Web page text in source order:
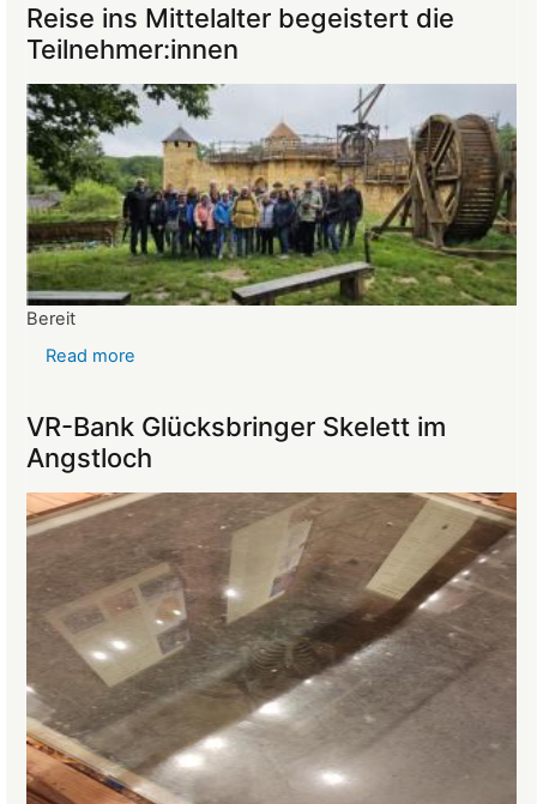
Mitgliederversammlung
vom
26.03.2025
Reise ins Mittelalter begeistert die
Teilnehmer:innen
Bereit
Read more
Mittelalter
begeistert
die
Teilnehmer:innen
VR-Bank Glücksbringer Skelett im
Angstloch